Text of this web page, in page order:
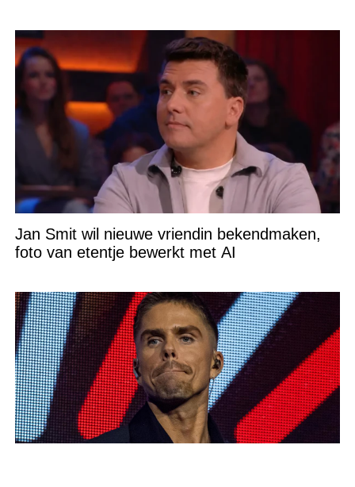
Jan Smit wil nieuwe vriendin bekendmaken,
foto van etentje bewerkt met AI